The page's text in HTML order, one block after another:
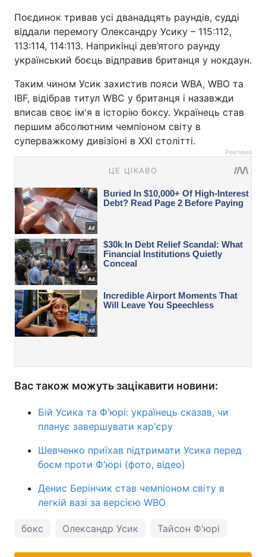
Поєдинок тривав усі дванадцять раундів, судді
віддали перемогу Олександру Усику – 115:112,
113:114, 114:113. Наприкінці дев’ятого раунду
український боєць відправив британця у нокдаун.
Таким чином Усик захистив пояси WBA, WBO та
IBF, відібрав титул WBC у британця і назавжди
вписав своє ім'я в історію боксу. Українець став
першим абсолютним чемпіоном світу в
суперважкому дивізіоні в XXI столітті.
Реклама
Вас також можуть зацікавити новини:
Бій Усика та Ф'юрі: українець сказав, чи
планує завершувати кар'єру
Шевченко приїхав підтримати Усика перед
боєм проти Ф'юрі (фото, відео)
Денис Берінчик став чемпіоном світу в
легкій вазі за версією WBO
бокс Олександр Усик Тайсон Ф'юрі